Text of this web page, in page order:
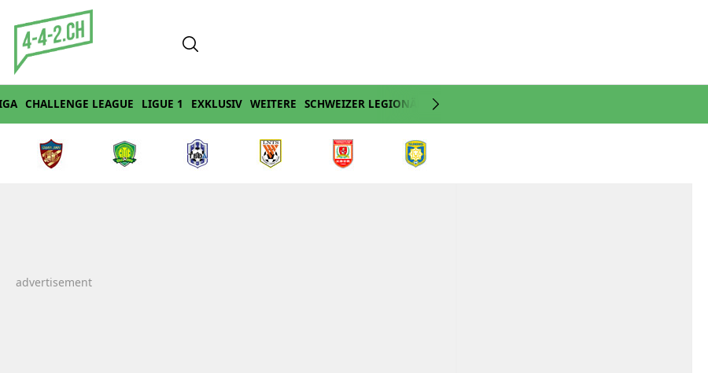
CHALLENGE LEAGUE LIGUE 1 EXKLUSIV WEITERE SCHWEIZER LEGIONÄRE NATI